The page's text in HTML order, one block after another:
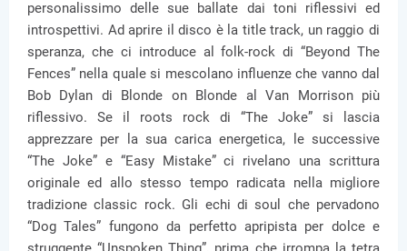
personalissimo delle sue ballate dai toni riflessivi ed
introspettivi. Ad aprire il disco è la title track, un raggio di
speranza, che ci introduce al folk-rock di “Beyond The
Fences” nella quale si mescolano influenze che vanno dal
Bob Dylan di Blonde on Blonde al Van Morrison più
riflessivo. Se il roots rock di “The Joke” si lascia
apprezzare per la sua carica energetica, le successive
“The Joke” e “Easy Mistake” ci rivelano una scrittura
originale ed allo stesso tempo radicata nella migliore
tradizione classic rock. Gli echi di soul che pervadono
“Dog Tales” fungono da perfetto apripista per dolce e